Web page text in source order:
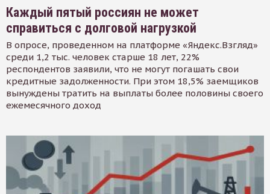
Каждый пятый россиян не может
справиться с долговой нагрузкой
В опросе, проведенном на платформе «Яндекс.Взгляд»
среди 1,2 тыс. человек старше 18 лет, 22%
респондентов заявили, что не могут погашать свои
кредитные задолженности. При этом 18,5% заемщиков
вынуждены тратить на выплаты более половины своего
ежемесячного доход